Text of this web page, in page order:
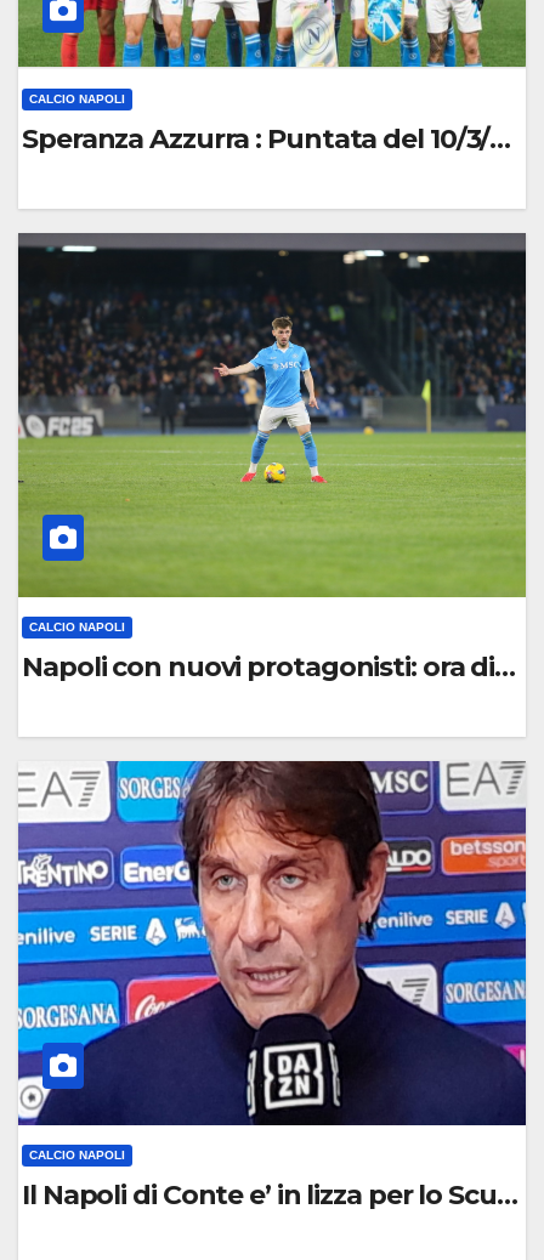
CALCIO NAPOLI
Speranza Azzurra : Puntata del 10/3/
0
C
M
M
E
N
T
O
CALCIO NAPOLI
Napoli con nuovi protagonisti: ora
0
C
O
M
E
O
CALCIO NAPOLI
Il Napoli di Conte e’ in lizza per lo